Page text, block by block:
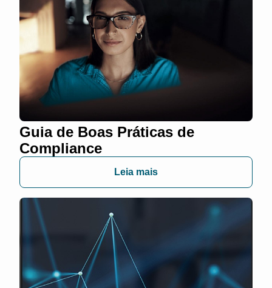
Guia de Boas Práticas de
Compliance
Leia mais